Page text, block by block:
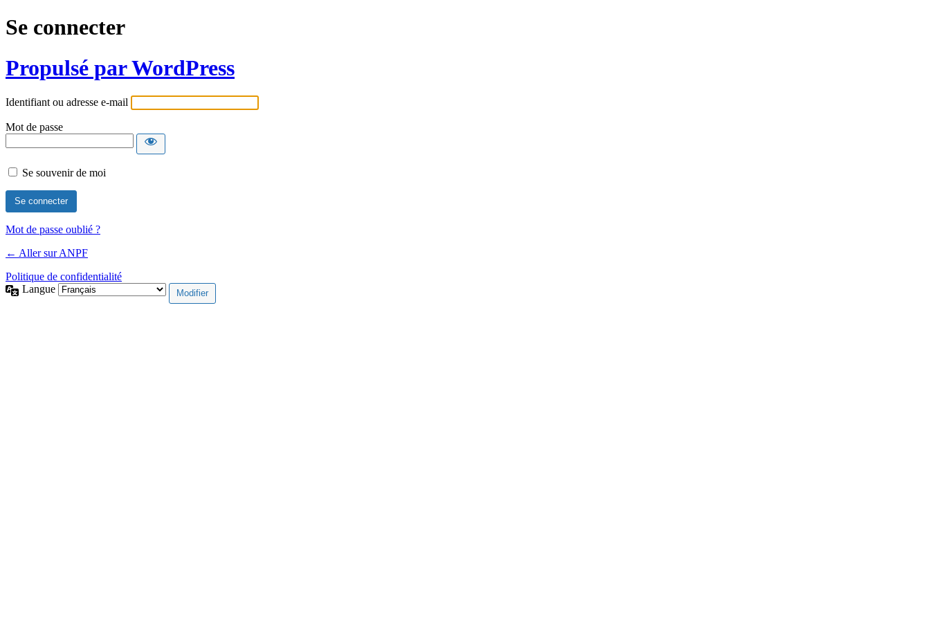
Se connecter
Propulsé par WordPress
Identifiant ou adresse e-mail
Mot de passe
Se souvenir de moi
Mot de passe oublié ?
← Aller sur ANPF
Politique de confidentialité
Langue